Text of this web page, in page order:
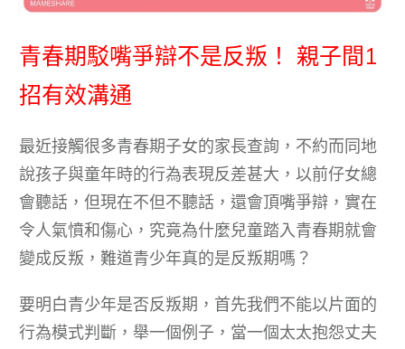
青春期駁嘴爭辯不是反叛！ 親子間1
招有效溝通
最近接觸很多青春期子女的家長查詢，不約而同地
說孩子與童年時的行為表現反差甚大，以前仔女總
會聽話，但現在不但不聽話，還會頂嘴爭辯，實在
令人氣憤和傷心，究竟為什麼兒童踏入青春期就會
變成反叛，難道青少年真的是反叛期嗎？
要明白青少年是否反叛期，首先我們不能以片面的
行為模式判斷，舉一個例子，當一個太太抱怨丈夫